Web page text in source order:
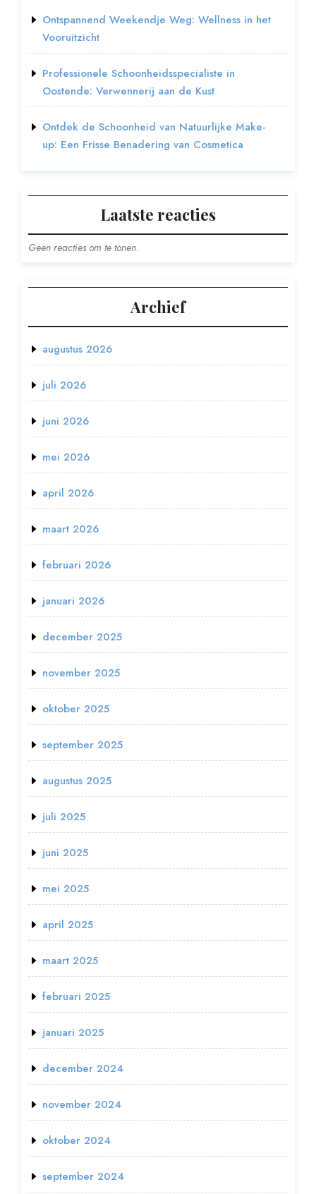
Ontspannend Weekendje Weg: Wellness in het
Vooruitzicht
Professionele Schoonheidsspecialiste in
Oostende: Verwennerij aan de Kust
Ontdek de Schoonheid van Natuurlijke Make-
up: Een Frisse Benadering van Cosmetica
Laatste reacties
Geen reacties om te tonen.
Archief
augustus 2026
juli 2026
juni 2026
mei 2026
april 2026
maart 2026
februari 2026
januari 2026
december 2025
november 2025
oktober 2025
september 2025
augustus 2025
juli 2025
juni 2025
mei 2025
april 2025
maart 2025
februari 2025
januari 2025
december 2024
november 2024
oktober 2024
september 2024